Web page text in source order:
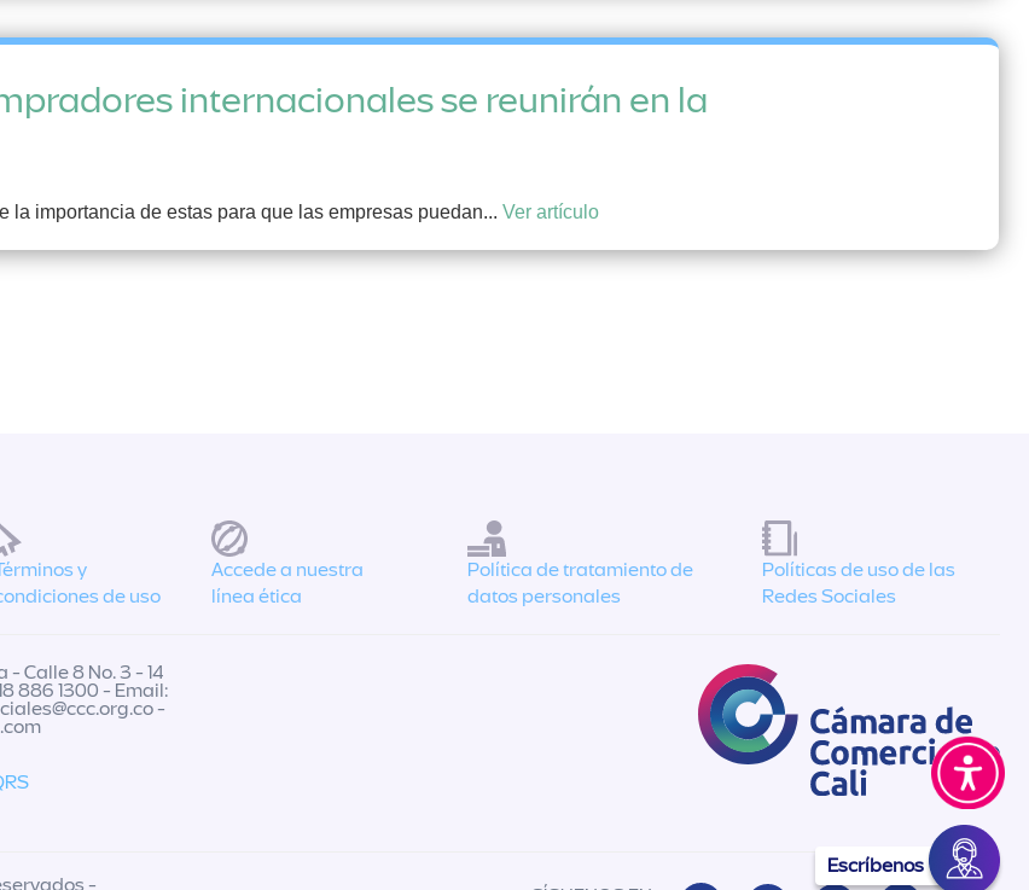
internacionales se reunirán en la
importancia de estas para que las empresas puedan... Ver artículo
Escríbenos
y
de uso
Accede a nuestra
línea ética
Política de tratamiento de
datos personales
Políticas de uso de las
Redes Sociales
Calle 8 No. 3 - 14
886 1300 - Email:
-
-